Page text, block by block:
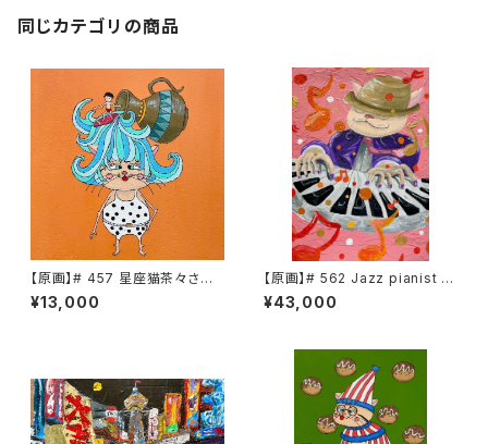
同じカテゴリの商品
【原画】# 457 星座猫茶々さん
水瓶座
¥13,000
【原画】# 562 Jazz pianist C
HACHA
¥43,000